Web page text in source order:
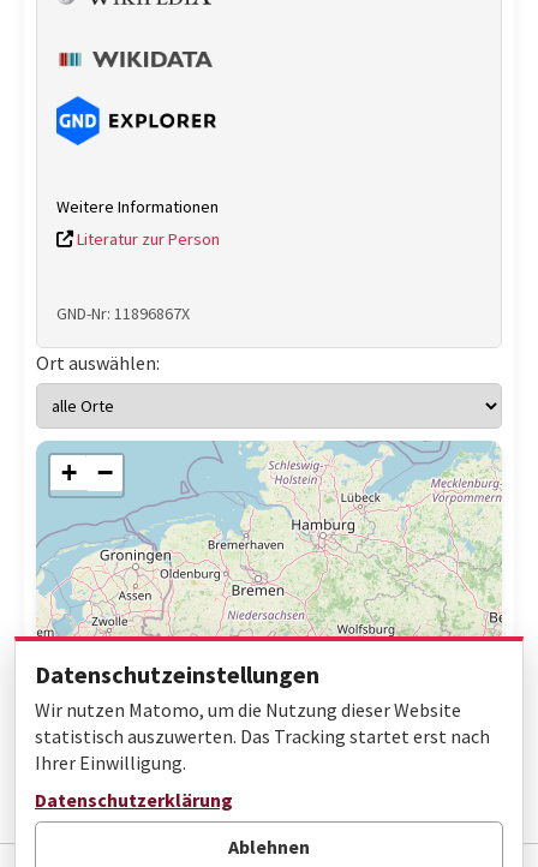
Weitere Informationen
Literatur zur Person
GND-Nr: 11896867X
Ort auswählen:
+ −
Datenschutzeinstellungen
Wir nutzen Matomo, um die Nutzung dieser Website
statistisch auszuwerten. Das Tracking startet erst nach
Ihrer Einwilligung.
Datenschutzerklärung
Ablehnen